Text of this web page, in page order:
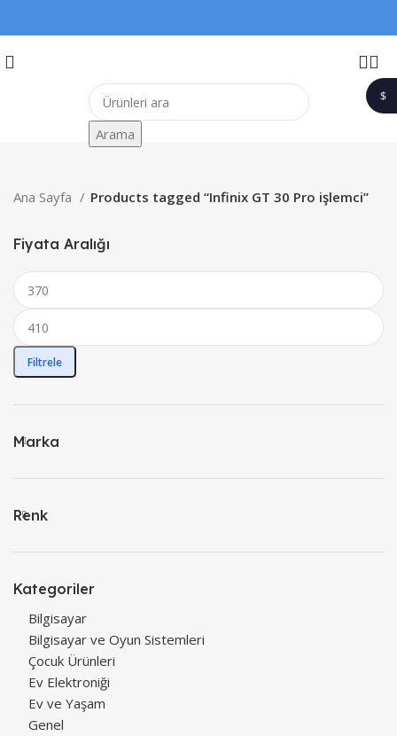
Arama
Ana Sayfa Products tagged “Infinix GT 30 Pro işlemci”
Fiyata Aralığı
Filtrele
Marka
Renk
Kategoriler
Bilgisayar
Bilgisayar ve Oyun Sistemleri
Çocuk Ürünleri
Ev Elektroniği
Ev ve Yaşam
Genel
$